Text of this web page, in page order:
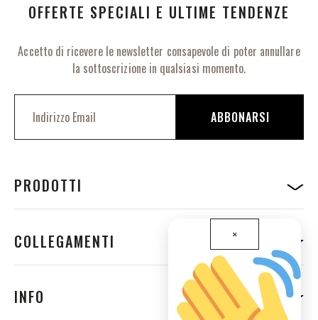
OFFERTE SPECIALI E ULTIME TENDENZE
Accetto di ricevere le newsletter consapevole di poter annullare
la sottoscrizione in qualsiasi momento.
I
r
i
t
i
l
l
a
o
s
ABBONARSI
PRODOTTI
COLLEGAMENTI
INFO
×